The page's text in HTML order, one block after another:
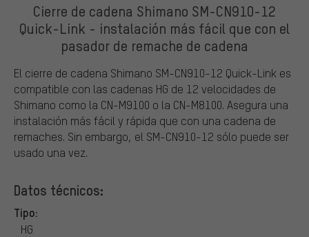
Cierre de cadena Shimano SM-CN910-12
Quick-Link - instalación más fácil que con el
pasador de remache de cadena
El cierre de cadena Shimano SM-CN910-12 Quick-Link es
compatible con las cadenas HG de 12 velocidades de
Shimano como la CN-M9100 o la CN-M8100. Asegura una
instalación más fácil y rápida que con una cadena de
remaches. Sin embargo, el SM-CN910-12 sólo puede ser
usado una vez.
Datos técnicos:
Tipo:
HG